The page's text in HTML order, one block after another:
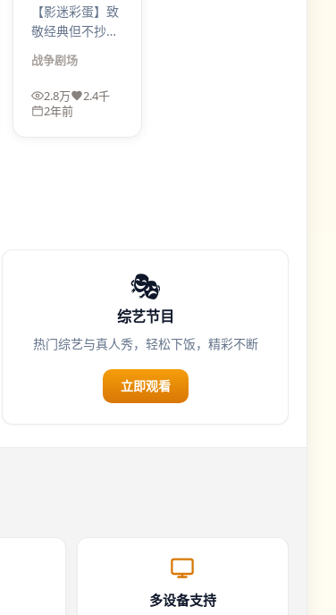
【影迷彩蛋】致
敬经典但不抄
袭：构图、道
具、一句台词都
在点头。星河回
响适合愿意暂停
战争剧场
2.8万
2.4千
2年前
🎭
综艺节目
热门综艺与真人秀，轻松下饭，精彩不断
立即观看
多设备支持